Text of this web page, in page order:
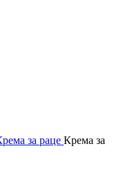
за раце Крема за